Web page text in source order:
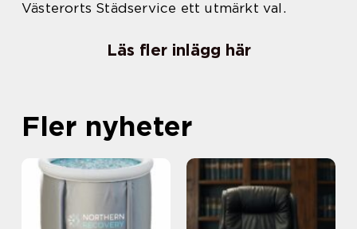
Västerorts Städservice ett utmärkt val.
Läs fler inlägg här
Fler nyheter